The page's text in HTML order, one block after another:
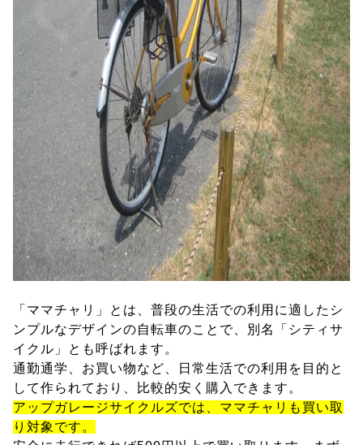
「ママチャリ」とは、普段の生活での利用に適したシ
ンプルなデザインの自転車のことで、別名「シティサ
イクル」とも呼ばれます。
通勤通学、お買い物など、日常生活での利用を目的と
して作られており、比較的安く購入できます。
アップガレージサイクルズでは、ママチャリも買い取
り対象です。